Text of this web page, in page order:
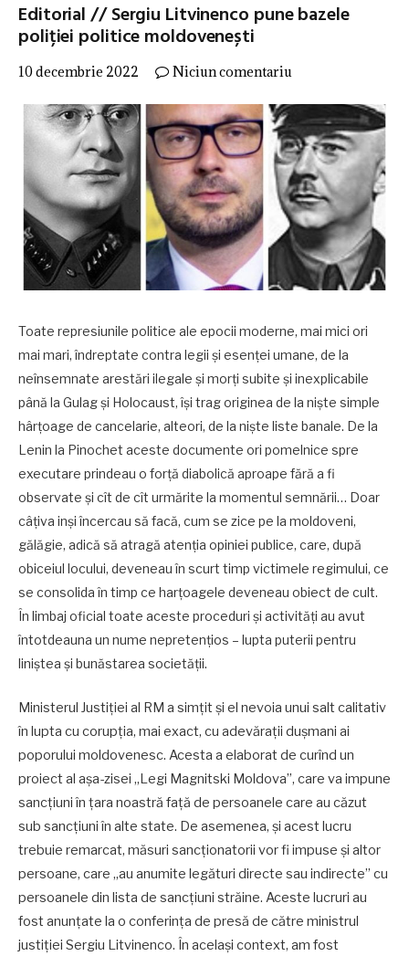
Editorial // Sergiu Litvinenco pune bazele
poliției politice moldovenești
10 decembrie 2022 Niciun comentariu
Toate represiunile politice ale epocii moderne, mai mici ori
mai mari, îndreptate contra legii și esenței umane, de la
neînsemnate arestări ilegale și morți subite și inexplicabile
până la Gulag și Holocaust, își trag originea de la niște simple
hârțoage de cancelarie, alteori, de la niște liste banale. De la
Lenin la Pinochet aceste documente ori pomelnice spre
executare prindeau o forță diabolică aproape fără a fi
observate și cît de cît urmărite la momentul semnării… Doar
câțiva inși încercau să facă, cum se zice pe la moldoveni,
gălăgie, adică să atragă atenția opiniei publice, care, după
obiceiul locului, deveneau în scurt timp victimele regimului, ce
se consolida în timp ce harțoagele deveneau obiect de cult.
În limbaj oficial toate aceste proceduri și activități au avut
întotdeauna un nume nepretențios – lupta puterii pentru
liniștea și bunăstarea societății.
Ministerul Justiției al RM a simțit și el nevoia unui salt calitativ
în lupta cu corupția, mai exact, cu adevărații dușmani ai
poporului moldovenesc. Acesta a elaborat de curînd un
proiect al așa-zisei „Legi Magnitski Moldova”, care va impune
sancțiuni în țara noastră față de persoanele care au căzut
sub sancțiuni în alte state. De asemenea, și acest lucru
trebuie remarcat, măsuri sancționatorii vor fi impuse și altor
persoane, care „au anumite legături directe sau indirecte” cu
persoanele din lista de sancțiuni străine. Aceste lucruri au
fost anunțate la o conferința de presă de către ministrul
justiției Sergiu Litvinenco. În același context, am fost